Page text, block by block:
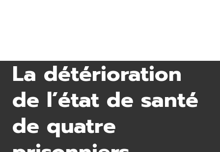
La détérioration
de l’état de santé
de quatre